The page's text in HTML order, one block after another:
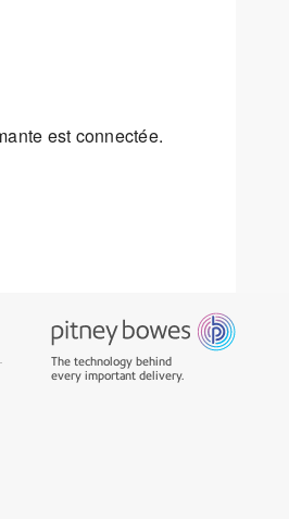
est connectée.
The technology behind
every important delivery.